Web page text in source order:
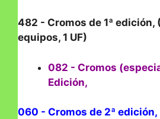
482 - Cromos de 1ª edición,
equipos, 1 UF)
082 - Cromos
Edición,
060 - Cromos de 2ª